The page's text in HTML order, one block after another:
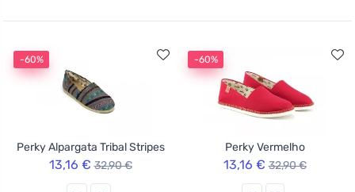
-60%
Perky Alpargata Tribal Stripes
13,16 € 32,90 €
-60%
Perky Vermelho
13,16 € 32,90 €